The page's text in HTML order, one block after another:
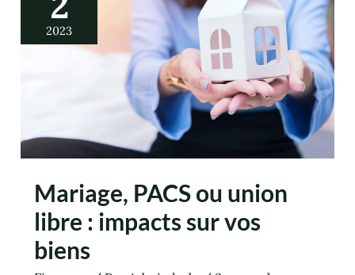
2023
Mariage, PACS ou union
libre : impacts sur vos
biens
union
libre
:
impacts